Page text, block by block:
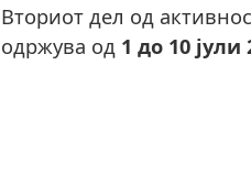
Вториот дел од
одржува од 1 до 10 јули